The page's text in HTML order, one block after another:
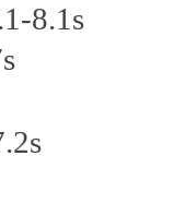
8.1s